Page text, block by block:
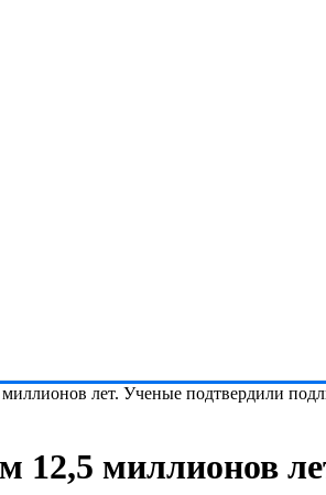
лет. Ученые подтвердили
12,5 миллионов